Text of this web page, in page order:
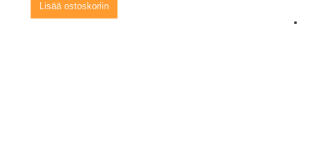
Lisää ostoskoriin